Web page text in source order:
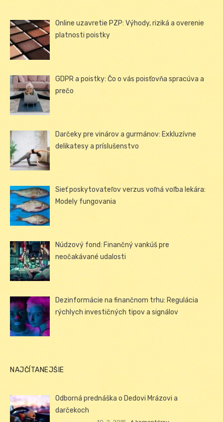
Online uzavretie PZP: Výhody, riziká a overenie
platnosti poistky
GDPR a poistky: Čo o vás poisťovňa spracúva a
prečo
Darčeky pre vinárov a gurmánov: Exkluzívne
delikatesy a príslušenstvo
Sieť poskytovateľov verzus voľná voľba lekára:
Modely fungovania
Núdzový fond: Finančný vankúš pre
neočakávané udalosti
Dezinformácie na finančnom trhu: Regulácia
rýchlych investičných tipov a signálov
NAJČÍTANEJŠIE
Odborná prednáška o Dedovi Mrázovi a
darčekoch